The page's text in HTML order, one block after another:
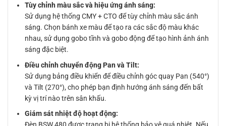
Tùy chỉnh màu sắc và hiệu ứng ánh sáng:
Sử dụng hệ thống CMY + CTO để tùy chỉnh màu sắc ánh
sáng. Chọn bánh xe màu để tạo ra các sắc độ màu khác
nhau, sử dụng gobo tĩnh và gobo động để tạo hình ảnh ánh
sáng đặc biệt.
Điều chỉnh chuyển động Pan và Tilt:
Sử dụng bảng điều khiển để điều chỉnh góc quay Pan (540°)
và Tilt (270°), cho phép bạn định hướng ánh sáng đến bất
kỳ vị trí nào trên sân khấu.
Giám sát nhiệt độ hoạt động: